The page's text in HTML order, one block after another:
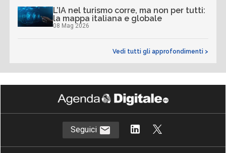
L’IA nel turismo corre, ma non per tutti:
la mappa italiana e globale
08 Mag 2026
Vedi tutti gli approfondimenti >
Seguici